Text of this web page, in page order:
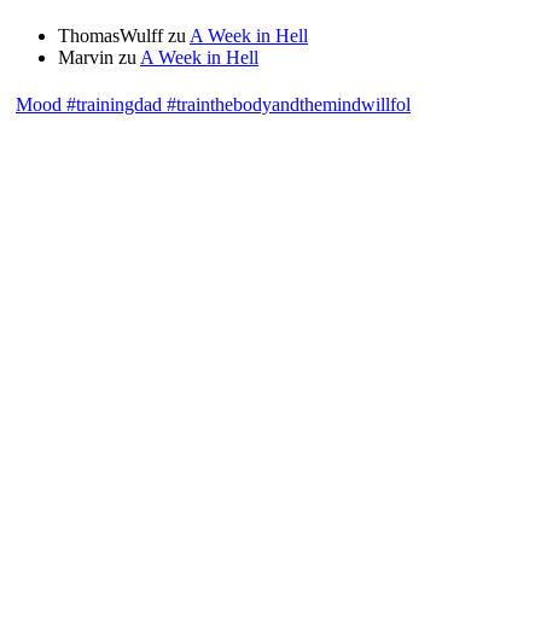
ThomasWulffzu A Week in Hell
Marvin zu A Week in Hell
Mood #trainingdad #trainthebodyandthemindwillfol